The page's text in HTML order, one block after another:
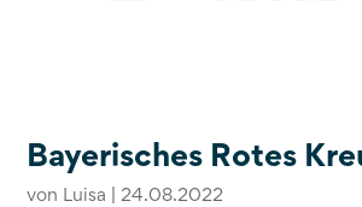
Bayerisches Rotes
von Luisa |24.08.2022